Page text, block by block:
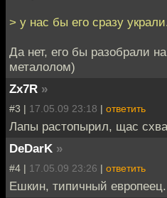
> у нас бы его сразу
Да нет, его бы разобрали
металолом)
Zx7R »
#3 | 17.05.09 23:18 | ответить
Лапы растопырил, щас
DeDarK »
#4 | 17.05.09 23:26 | ответить
Ешкин, типичный